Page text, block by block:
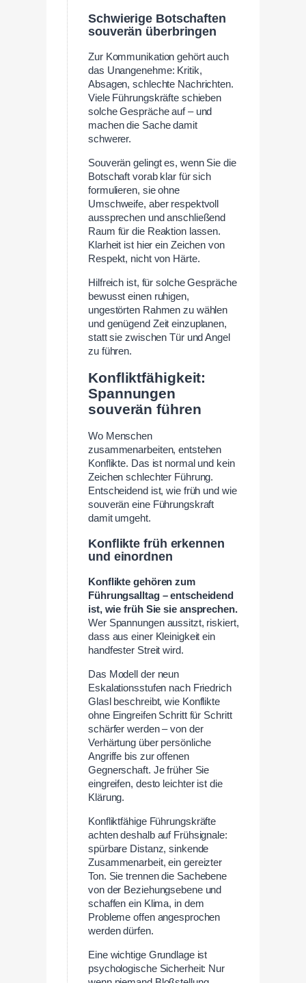
Schwierige Botschaften
souverän überbringen
Zur Kommunikation gehört auch
das Unangenehme: Kritik,
Absagen, schlechte Nachrichten.
Viele Führungskräfte schieben
solche Gespräche auf – und
machen die Sache damit
schwerer.
Souverän gelingt es, wenn Sie die
Botschaft vorab klar für sich
formulieren, sie ohne
Umschweife, aber respektvoll
aussprechen und anschließend
Raum für die Reaktion lassen.
Klarheit ist hier ein Zeichen von
Respekt, nicht von Härte.
Hilfreich ist, für solche Gespräche
bewusst einen ruhigen,
ungestörten Rahmen zu wählen
und genügend Zeit einzuplanen,
statt sie zwischen Tür und Angel
zu führen.
Konfliktfähigkeit:
Spannungen
souverän führen
Wo Menschen
zusammenarbeiten, entstehen
Konflikte. Das ist normal und kein
Zeichen schlechter Führung.
Entscheidend ist, wie früh und wie
souverän eine Führungskraft
damit umgeht.
Konflikte früh erkennen
und einordnen
Konflikte gehören zum
Führungsalltag – entscheidend
ist, wie früh Sie sie ansprechen.
Wer Spannungen aussitzt, riskiert,
dass aus einer Kleinigkeit ein
handfester Streit wird.
Das Modell der neun
Eskalationsstufen nach Friedrich
Glasl beschreibt, wie Konflikte
ohne Eingreifen Schritt für Schritt
schärfer werden – von der
Verhärtung über persönliche
Angriffe bis zur offenen
Gegnerschaft. Je früher Sie
eingreifen, desto leichter ist die
Klärung.
Konfliktfähige Führungskräfte
achten deshalb auf Frühsignale:
spürbare Distanz, sinkende
Zusammenarbeit, ein gereizter
Ton. Sie trennen die Sachebene
von der Beziehungsebene und
schaffen ein Klima, in dem
Probleme offen angesprochen
werden dürfen.
Eine wichtige Grundlage ist
psychologische Sicherheit: Nur